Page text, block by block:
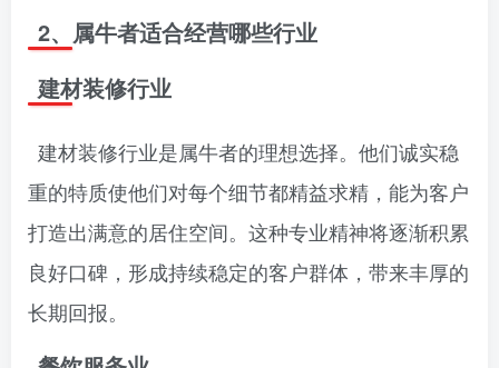
2、属牛者适合经营哪些行业
建材装修行业
建材装修行业是属牛者的理想选择。他们诚实稳
重的特质使他们对每个细节都精益求精，能为客户
打造出满意的居住空间。这种专业精神将逐渐积累
良好口碑，形成持续稳定的客户群体，带来丰厚的
长期回报。